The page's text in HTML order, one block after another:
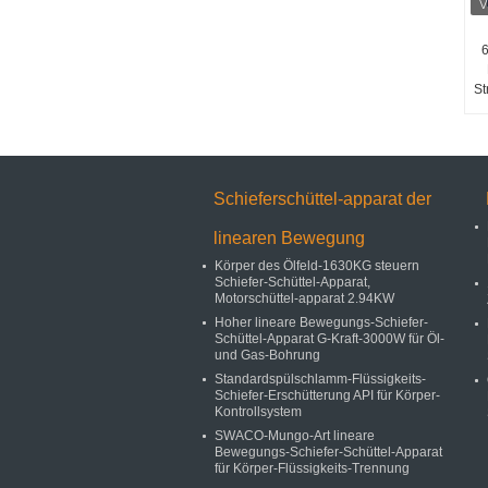
Schieferschüttel-apparat der
linearen Bewegung
Körper des Ölfeld-1630KG steuern
Schiefer-Schüttel-Apparat,
Motorschüttel-apparat 2.94KW
Hoher lineare Bewegungs-Schiefer-
Schüttel-Apparat G-Kraft-3000W für Öl-
und Gas-Bohrung
Standardspülschlamm-Flüssigkeits-
Schiefer-Erschütterung API für Körper-
Kontrollsystem
SWACO-Mungo-Art lineare
Bewegungs-Schiefer-Schüttel-Apparat
für Körper-Flüssigkeits-Trennung